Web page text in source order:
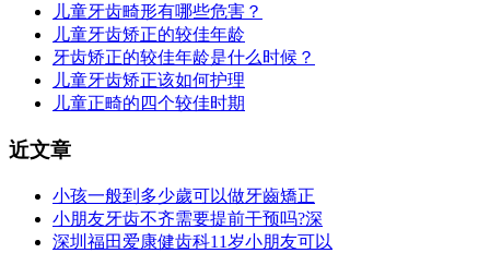
儿童牙齿畸形有哪些危害？
儿童牙齿矫正的较佳年龄
牙齿矫正的较佳年龄是什么时候？
儿童牙齿矫正该如何护理
儿童正畸的四个较佳时期
近文章
小孩一般到多少歲可以做牙齒矯正
小朋友牙齿不齐需要提前干预吗?深
深圳福田爱康健齿科11岁小朋友可以